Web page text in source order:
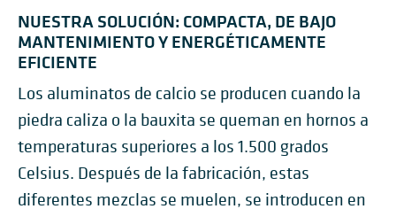
NUESTRA SOLUCIÓN: COMPACTA, DE BAJO
MANTENIMIENTO Y ENERGÉTICAMENTE
EFICIENTE
Los aluminatos de calcio se producen cuando la
piedra caliza o la bauxita se queman en hornos a
temperaturas superiores a los 1.500 grados
Celsius. Después de la fabricación, estas
diferentes mezclas se muelen, se introducen en